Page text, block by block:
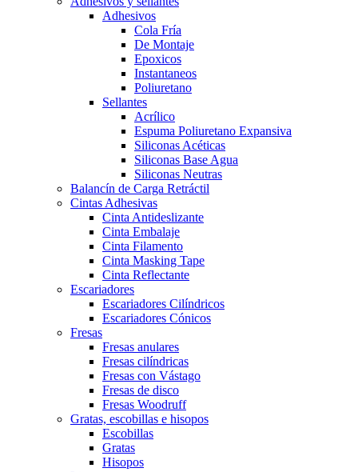
Adhesivos
Cola Fría
De Montaje
Epoxicos
Instantaneos
Poliuretano
Sellantes
Acrílico
Espuma Poliuretano Expansiva
Siliconas Acéticas
Siliconas Base Agua
Siliconas Neutras
Balancín de Carga Retráctil
Cintas Adhesivas
Cinta Antideslizante
Cinta Embalaje
Cinta Filamento
Cinta Masking Tape
Cinta Reflectante
Escariadores
Escariadores Cilíndricos
Escariadores Cónicos
Fresas
Fresas anulares
Fresas cilíndricas
Fresas con Vástago
Fresas de disco
Fresas Woodruff
Gratas, escobillas e hisopos
Escobillas
Gratas
Hisopos